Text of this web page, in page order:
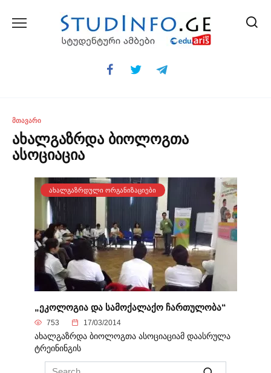
ᲛᲗᲐᲕᲐᲠᲘ
ახალგაზრდა ბიოლოგთა
ასოციაცია
ᲐᲮᲐᲚᲒᲐᲖᲠᲓᲣᲚᲘ ᲝᲠᲒᲐᲜᲘᲖᲐᲪᲘᲔᲑᲘ
„ეკოლოგია და სამოქალაქო ჩართულობა“
753 17/03/2014
ახალგაზრდა ბიოლოგთა ასოციაციამ დაასრულა
ტრეინინგის
Search